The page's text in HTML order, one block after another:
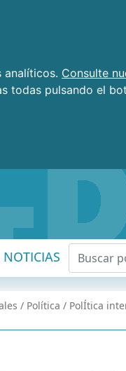
analíticos. Consulte
todas pulsando el
NOTICIAS
/ Política / PolÍ­tica